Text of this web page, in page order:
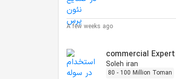
A few weeks ago
commercial Expert
Soleh iran
80 - 100 Million Toman